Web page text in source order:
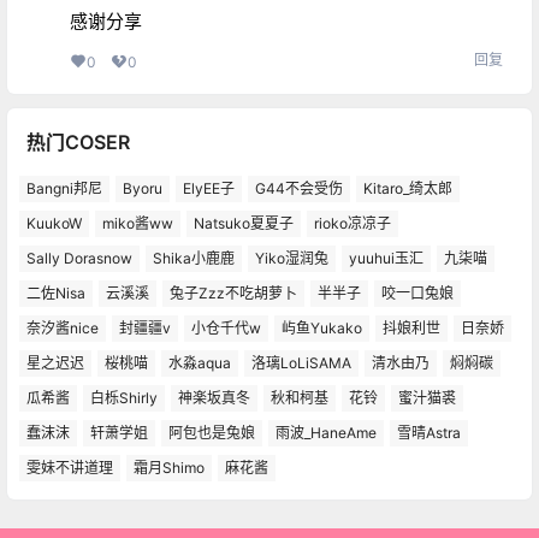
感谢分享
0 0 回复
热门COSER
Bangni邦尼 Byoru ElyEE子 G44不会受伤
Kitaro_绮太郎
KuukoW
miko酱ww Natsuko夏夏子
rioko凉凉子
Sally Dorasnow
Shika小鹿鹿 Yiko湿润兔 yuuhui玉汇
九柒喵
二佐Nisa
云溪溪 兔子Zzz不吃胡萝卜 半半子
咬一口兔娘
奈汐酱nice
封疆疆v 小仓千代w 屿鱼Yukako 抖娘利世
日奈娇
星之迟迟
桜桃喵 水淼aqua 洛璃LoLiSAMA 清水由乃
焖焖碳
瓜希酱
白栎Shirly 神楽坂真冬 秋和柯基 花铃
蜜汁猫裘
蠢沫沫
轩萧学姐 阿包也是兔娘 雨波_HaneAme
雪晴Astra
雯妹不讲道理
霜月Shimo 麻花酱